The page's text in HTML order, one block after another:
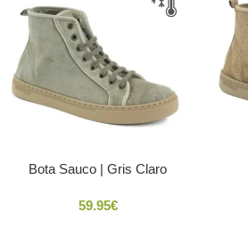
Bota Sauco | Gris Claro
59.95€